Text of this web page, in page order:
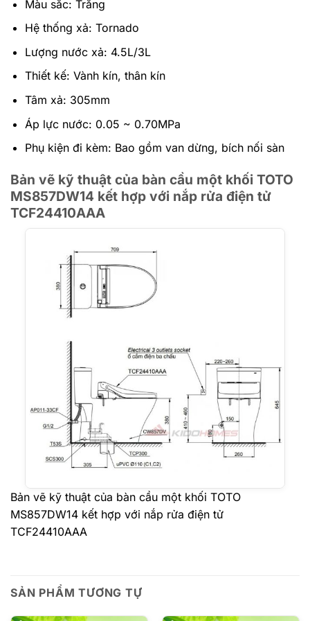
Màu sắc: Trắng
Hệ thống xả: Tornado
Lượng nước xả: 4.5L/3L
Thiết kế: Vành kín, thân kín
Tâm xả: 305mm
Áp lực nước: 0.05 ~ 0.70MPa
Phụ kiện đi kèm: Bao gồm van dừng, bích nối sàn
Bản vẽ kỹ thuật của bàn cầu một khối TOTO
MS857DW14 kết hợp với nắp rửa điện tử
TCF24410AAA
Bản vẽ kỹ thuật của bàn cầu một khối TOTO
MS857DW14 kết hợp với nắp rửa điện tử
TCF24410AAA
SẢN PHẨM TƯƠNG TỰ